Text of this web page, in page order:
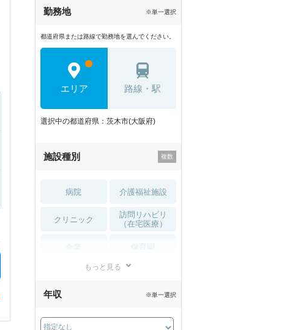
勤務地 ※単一選択
都道府県または路線で勤務地を選んでください。
エリア 路線・駅
選択中の都道府県：茨木市(大阪府)
施設種別
病院 介護福祉施設
クリニック
訪問リハビリ
（在宅医療）
薬局・
もっと見る
年収 ※単一選択